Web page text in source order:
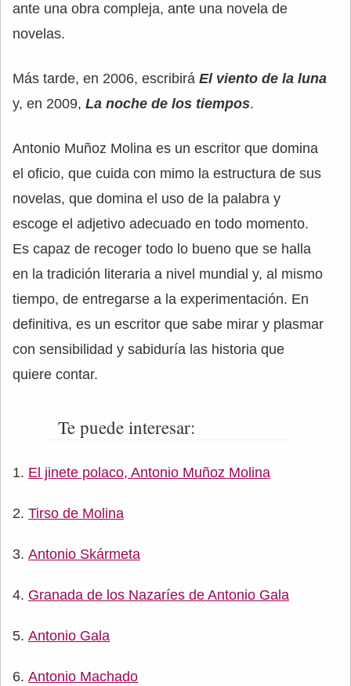
ante una obra compleja, ante una novela de
novelas.
Más tarde, en 2006, escribirá El viento de la luna
y, en 2009, La noche de los tiempos.
Antonio Muñoz Molina es un escritor que domina
el oficio, que cuida con mimo la estructura de sus
novelas, que domina el uso de la palabra y
escoge el adjetivo adecuado en todo momento.
Es capaz de recoger todo lo bueno que se halla
en la tradición literaria a nivel mundial y, al mismo
tiempo, de entregarse a la experimentación. En
definitiva, es un escritor que sabe mirar y plasmar
con sensibilidad y sabiduría las historia que
quiere contar.
Te puede interesar:
El jinete polaco, Antonio Muñoz Molina
Tirso de Molina
Antonio Skármeta
Granada de los Nazaríes de Antonio Gala
Antonio Gala
Antonio Machado